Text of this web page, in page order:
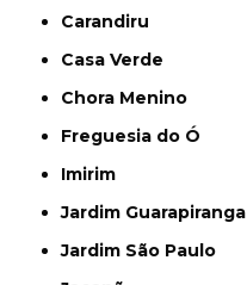
Carandiru
Casa Verde
Chora Menino
Freguesia do Ó
Imirim
Jardim Guarapiranga
Jardim São Paulo